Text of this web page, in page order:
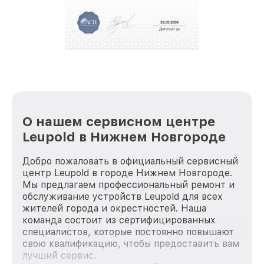
За годы своей деятельности мы получали только
положительные отзывы и обрели отличную
стараемся каждый день делать наш сервис еще
О нашем сервисном центре
Leupold в Нижнем Новгороде
Добро пожаловать в официальный сервисный
центр Leupold в городе Нижнем Новгороде.
Мы предлагаем профессиональный ремонт и
обслуживание устройств Leupold для всех
жителей города и окрестностей. Наша
команда состоит из сертифицированных
специалистов, которые постоянно повышают
свою квалификацию, чтобы предоставить вам
лучший сервис.